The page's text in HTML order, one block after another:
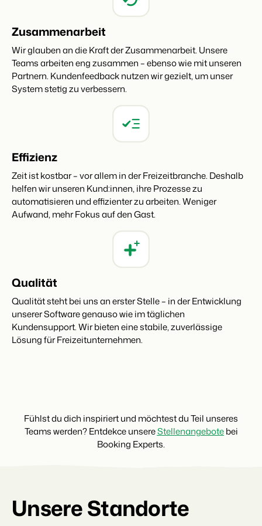
Zusammenarbeit
Wir glauben an die Kraft der Zusammenarbeit. Unsere
Teams arbeiten eng zusammen – ebenso wie mit unseren
Partnern. Kundenfeedback nutzen wir gezielt, um unser
System stetig zu verbessern.
Effizienz
Zeit ist kostbar – vor allem in der Freizeitbranche. Deshalb
helfen wir unseren Kund:innen, ihre Prozesse zu
automatisieren und effizienter zu arbeiten. Weniger
Aufwand, mehr Fokus auf den Gast.
Qualität
Qualität steht bei uns an erster Stelle – in der Entwicklung
unserer Software genauso wie im täglichen
Kundensupport. Wir bieten eine stabile, zuverlässige
Lösung für Freizeitunternehmen.
Fühlst du dich inspiriert und möchtest du Teil unseres
Teams werden? Entdekce unsereStellenangebotebei
Booking Experts.
Unsere Standorte